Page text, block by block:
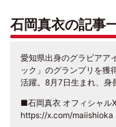
石岡真衣の記事
愛知県出身のグラビアア
ック」のグランプリを獲
活躍。8月7日生まれ、身
■石岡真衣 オフィシャルX
https://x.com/maiishioka